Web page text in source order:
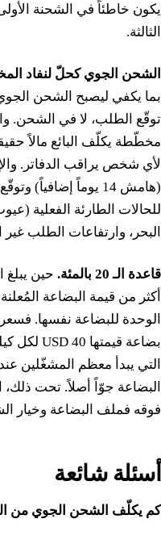
يكون خاطئاً في الشحنة
الثالثة.
الشحن الجوي كحلّ لنفاد
بما يكفي ليصبح الشحن
توقّع الطلب، لا في الشحن.
مخطّطة يكلّف البائع مالاً
لأي شخص يراقب الدفاتر.
(هامش 14 يوماً
للحالات الطارئة الفعلية
البحر، وارتفاعات الطلب غير
قاعدة الـ 20 بالمئة.
أكثر من قيمة البضاعة
التي يبدأ معظم المشغّلين
البضاعة جوّاً أصلاً. تحت
فوقه فملف البضاعة وخيار
أسئلة شائعة
كم يكلّف الشحن الجوي من